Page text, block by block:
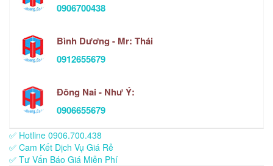
0906700438
Bình Dương - Mr: Thái
0912655679
Đông Nai - Như Ý:
0906655679
✅ Hotline 0906.700.438
✅ Cam Kết Dịch Vụ Giá Rẻ
✅ Tư Vấn Báo Giá Miễn Phí